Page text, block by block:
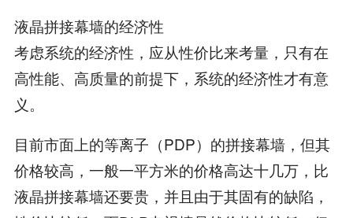
液晶拼接幕墙的经济性
考虑系统的经济性，应从性价比来考量，只有在
高性能、高质量的前提下，系统的经济性才有意
义。
目前市面上的等离子（PDP）的拼接幕墙，但其
价格较高，一般一平方米的价格高达十几万，比
液晶拼接幕墙还要贵，并且由于其固有的缺陷，